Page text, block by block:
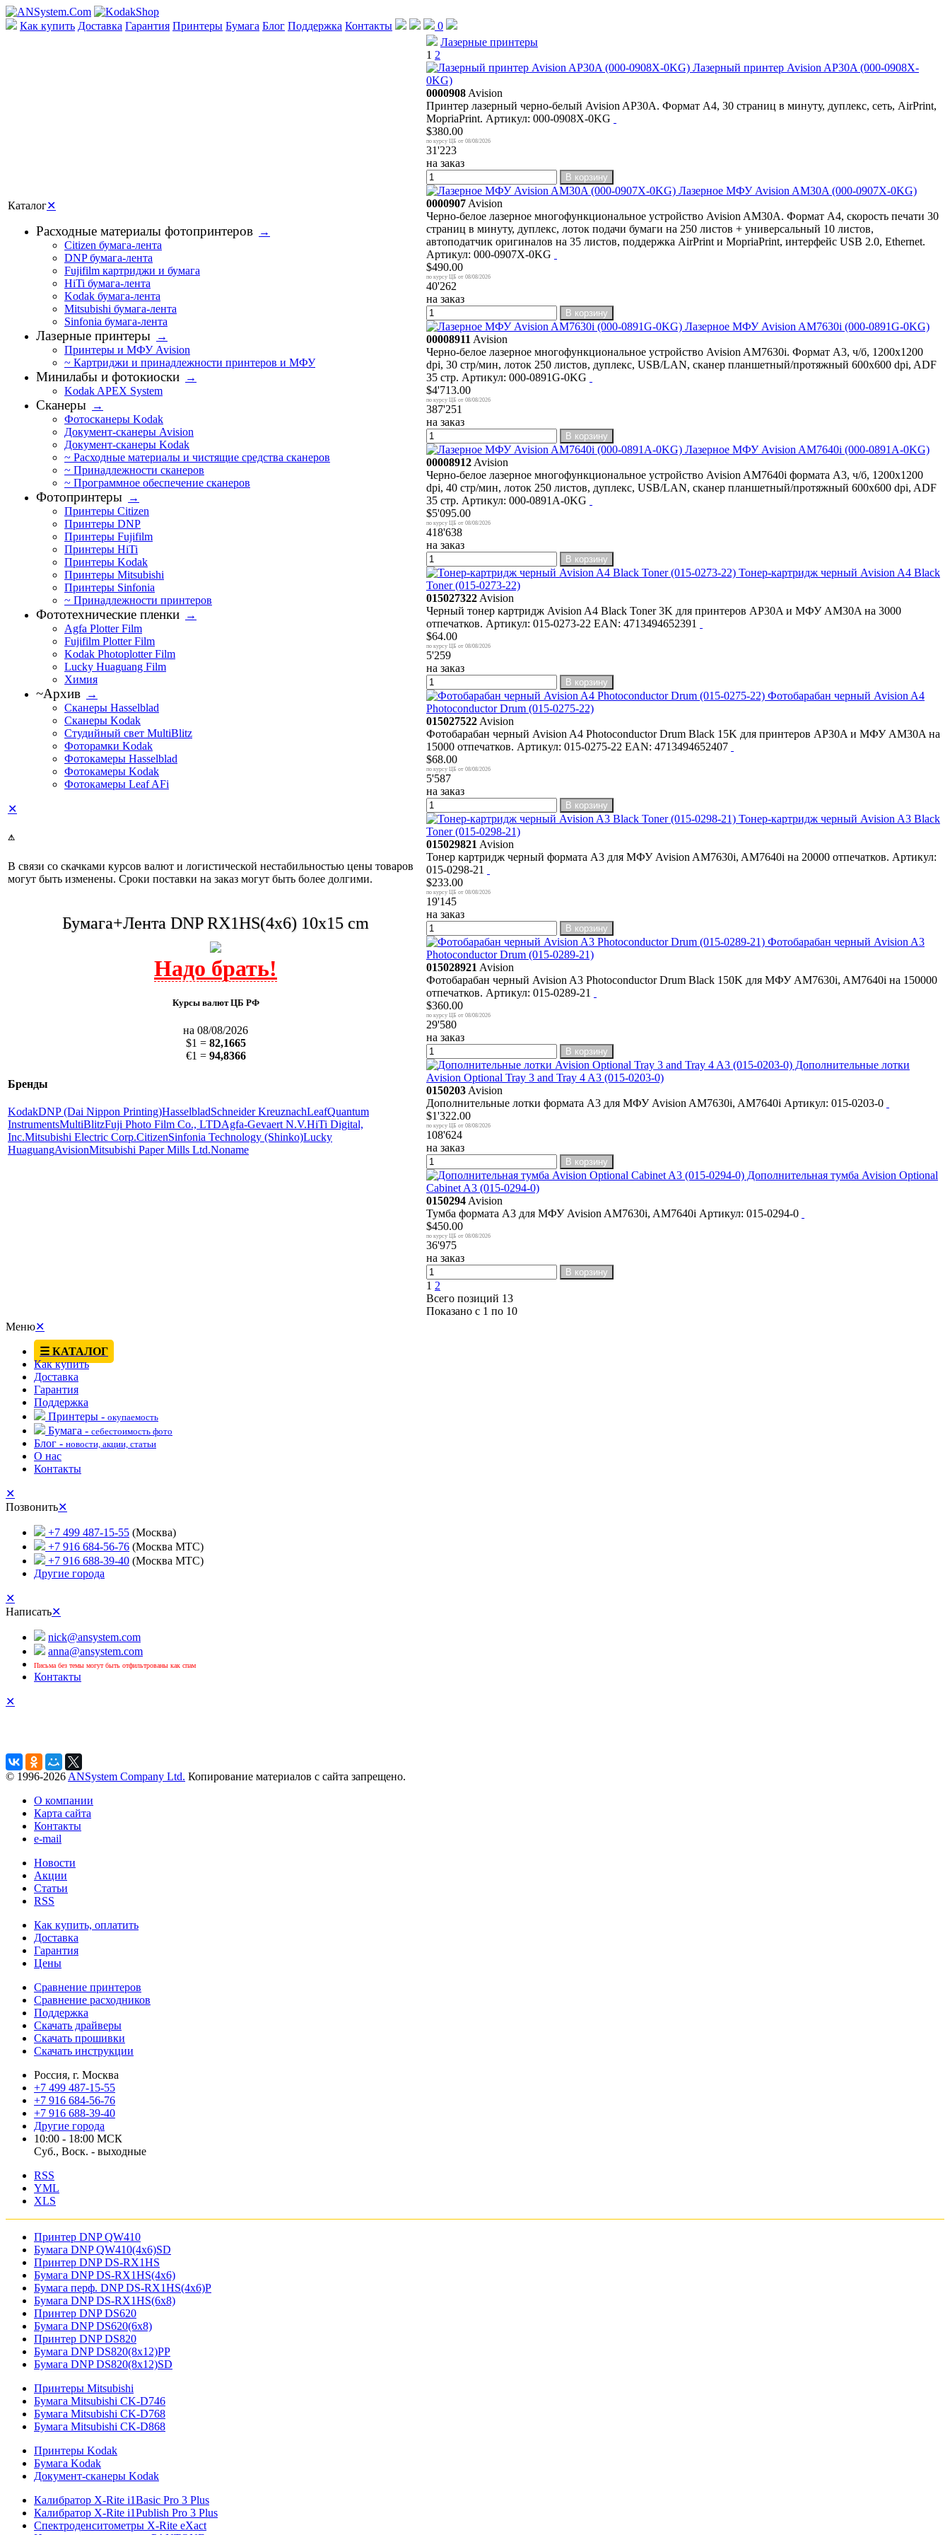
Как купить Доставка Гарантия Принтеры Бумага Блог Поддержка Контакты
0
Лазерные принтеры
1 2
Лазерный принтер Avision AP30A (000-0908X-
0KG)
0000908 Avision
Принтер лазерный черно-белый Avision AP30A. Формат A4, 30 страниц в минуту, дуплекс, сеть, AirPrint,
MopriaPrint. Артикул: 000-0908X-0KG
$380.00
08/08/2026
31'223
на заказ
В корзину
Лазерное МФУ Avision AM30A (000-0907X-0KG)
0000907 Avision
Черно-белое лазерное многофункциональное устройство Avision AM30A. Формат A4, скорость печати 30
страниц в минуту, дуплекс, лоток подачи бумаги на 250 листов + универсальный 10 листов,
автоподатчик оригиналов на 35 листов, поддержка AirPrint и MopriaPrint, интерфейс USB 2.0, Ethernet.
Артикул: 000-0907X-0KG
$490.00
08/08/2026
40'262
на заказ
В корзину
Лазерное МФУ Avision AM7630i (000-0891G-0KG)
00008911 Avision
Черно-белое лазерное многофункциональное устройство Avision AM7630i. Формат А3, ч/б, 1200x1200
dpi, 30 стр/мин, лоток 250 листов, дуплекс, USB/LAN, сканер планшетный/протяжный 600x600 dpi, ADF
35 стр. Артикул: 000-0891G-0KG
$4'713.00
08/08/2026
387'251
на заказ
В корзину
Лазерное МФУ Avision AM7640i (000-0891A-0KG)
00008912 Avision
Черно-белое лазерное многофункциональное устройство Avision AM7640i формата А3, ч/б, 1200x1200
dpi, 40 стр/мин, лоток 250 листов, дуплекс, USB/LAN, сканер планшетный/протяжный 600x600 dpi, ADF
35 стр. Артикул: 000-0891A-0KG
$5'095.00
08/08/2026
418'638
на заказ
В корзину
Тонер-картридж черный Avision A4 Black
Toner (015-0273-22)
015027322 Avision
Черный тонер картридж Avision A4 Black Toner 3K для принтеров AP30A и МФУ AM30A на 3000
отпечатков. Артикул: 015-0273-22 EAN: 4713494652391
$64.00
08/08/2026
5'259
на заказ
В корзину
Фотобарабан черный Avision A4
Photoconductor Drum (015-0275-22)
015027522 Avision
Фотобарабан черный Avision A4 Photoconductor Drum Black 15K для принтеров AP30A и МФУ AM30A на
15000 отпечатков. Артикул: 015-0275-22 EAN: 4713494652407
$68.00
08/08/2026
5'587
на заказ
В корзину
Тонер-картридж черный Avision A3 Black
Toner (015-0298-21)
015029821 Avision
Тонер картридж черный формата А3 для МФУ Avision AM7630i, AM7640i на 20000 отпечатков. Артикул:
015-0298-21
$233.00
08/08/2026
19'145
на заказ
В корзину
Фотобарабан черный Avision A3
Photoconductor Drum (015-0289-21)
015028921 Avision
Фотобарабан черный Avision A3 Photoconductor Drum Black 150K для МФУ AM7630i, AM7640i на 150000
отпечатков. Артикул: 015-0289-21
$360.00
08/08/2026
29'580
на заказ
В корзину
Дополнительные лотки
Avision Optional Tray 3 and Tray 4 A3 (015-0203-0)
0150203 Avision
Дополнительные лотки формата А3 для МФУ Avision AM7630i, AM7640i Артикул: 015-0203-0
$1'322.00
08/08/2026
108'624
на заказ
В корзину
Дополнительная тумба Avision Optional
Cabinet A3 (015-0294-0)
0150294 Avision
Тумба формата А3 для МФУ Avision AM7630i, AM7640i Артикул: 015-0294-0
$450.00
08/08/2026
36'975
на заказ
В корзину
1 2
Всего позиций 13
Показано с 1 по 10
Каталог✕
Расходные материалы фотопринтеров
→
Citizen бумага-лента
DNP бумага-лента
Fujifilm картриджи и бумага
HiTi бумага-лента
Kodak бумага-лента
Mitsubishi бумага-лента
Sinfonia бумага-лента
Лазерные принтеры
→
Принтеры и МФУ Avision
~ Картриджи и принадлежности принтеров и МФУ
Минилабы и фотокиоски
→
Kodak APEX System
Сканеры
→
Фотосканеры Kodak
Документ-сканеры Avision
Документ-сканеры Kodak
~ Расходные материалы и чистящие средства сканеров
~ Принадлежности сканеров
~ Программное обеспечение сканеров
Фотопринтеры
→
Принтеры Citizen
Принтеры DNP
Принтеры Fujifilm
Принтеры HiTi
Принтеры Kodak
Принтеры Mitsubishi
Принтеры Sinfonia
~ Принадлежности принтеров
Фототехнические пленки
→
Agfa Plotter Film
Fujifilm Plotter Film
Kodak Photoplotter Film
Lucky Huaguang Film
Химия
~Архив
→
Сканеры Hasselblad
Сканеры Kodak
Студийный свет MultiBlitz
Фоторамки Kodak
Фотокамеры Hasselblad
Фотокамеры Kodak
Фотокамеры Leaf AFi
✕
⚠
В связи со скачками курсов валют и логистической нестабильностью цены товаров
могут быть изменены. Сроки поставки на заказ могут быть более долгими.
Бумага+Лента DNP RX1HS(4x6) 10x15 cm
Курсы валют ЦБ РФ
на 08/08/2026
$1 = 82,1665
€1 = 94,8366
Бренды
KodakDNP (Dai Nippon Printing)HasselbladSchneider KreuznachLeafQuantum
InstrumentsMultiBlitzFuji Photo Film Co., LTDAgfa-Gevaert N.V.HiTi Digital,
Inc.Mitsubishi Electric Corp.CitizenSinfonia Technology (Shinko)Lucky
HuaguangAvisionMitsubishi Paper Mills Ltd.Noname
Меню✕
☰ КАТАЛОГ
Как купить
Доставка
Гарантия
Поддержка
Принтеры - окупаемость
Бумага - себестоимость фото
Блог - новости, акции, статьи
О нас
Контакты
✕
Позвонить✕
+7 499 487-15-55 (Москва)
+7 916 684-56-76 (Москва МТС)
+7 916 688-39-40 (Москва МТС)
Другие города
✕
Написать✕
nick@ansystem.com
anna@ansystem.com
Письма без темы могут быть отфильтрованы как спам
Контакты
✕
© 1996-2026 ANSystem Company Ltd. Копирование материалов с сайта запрещено.
О компании
Карта сайта
Контакты
e-mail
Новости
Акции
Статьи
RSS
Как купить, оплатить
Доставка
Гарантия
Цены
Сравнение принтеров
Сравнение расходников
Поддержка
Скачать драйверы
Скачать прошивки
Скачать инструкции
Россия, г. Москва
+7 499 487-15-55
+7 916 684-56-76
+7 916 688-39-40
Другие города
10:00 - 18:00 МСК
Суб., Воск. - выходные
RSS
YML
XLS
Принтер DNP QW410
Бумага DNP QW410(4x6)SD
Принтер DNP DS-RX1HS
Бумага DNP DS-RX1HS(4x6)
Бумага перф. DNP DS-RX1HS(4x6)P
Бумага DNP DS-RX1HS(6x8)
Принтер DNP DS620
Бумага DNP DS620(6x8)
Принтер DNP DS820
Бумага DNP DS820(8x12)PP
Бумага DNP DS820(8x12)SD
Принтеры Mitsubishi
Бумага Mitsubishi CK-D746
Бумага Mitsubishi CK-D768
Бумага Mitsubishi CK-D868
Принтеры Kodak
Бумага Kodak
Документ-сканеры Kodak
Калибратор X-Rite i1Basic Pro 3 Plus
Калибратор X-Rite i1Publish Pro 3 Plus
Спектроденситометры X-Rite eXact